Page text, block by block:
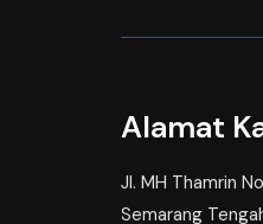
Alamat
Jl. MH Thamrin
Semarang